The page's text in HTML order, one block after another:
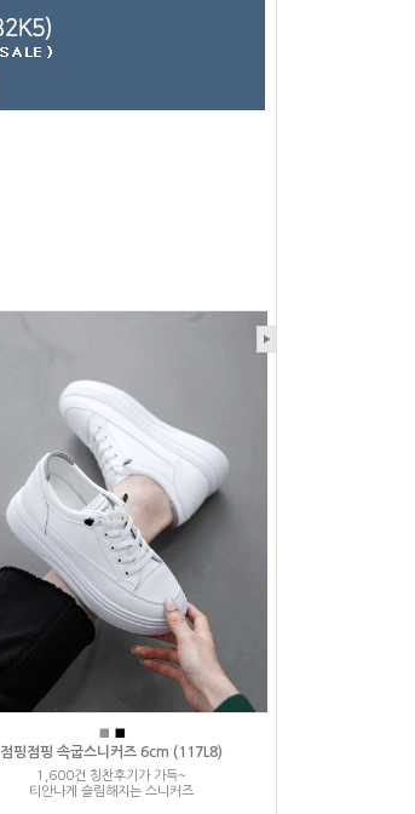
■ ■
점핑점핑 속굽스니커즈 6cm (117L8)
1,600건 칭찬후기가 가득~
티안나게 슬림해지는 스니커즈